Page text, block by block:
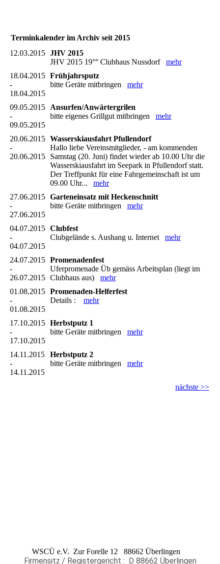
Terminkalender im Archiv seit 2015
12.03.2015 JHV 2015
JHV 2015 19°° Clubhaus Nussdorf mehr
18.04.2015
-
18.04.2015
Frühjahrsputz
bitte Geräte mitbringen mehr
09.05.2015
-
09.05.2015
Ansurfen/Anwärtergrilen
bitte eigenes Grillgut mitbringen mehr
20.06.2015
-
20.06.2015
Wasserskiausfahrt Pfullendorf
Hallo liebe Vereinsmitglieder, - am kommenden
Samstag (20. Juni) findet wieder ab 10.00 Uhr die
Wasserskiausfahrt im Seepark in Pfullendorf statt.
Der Treffpunkt für eine Fahrgemeinschaft ist um
09.00 Uhr... mehr
27.06.2015
-
27.06.2015
Garteneinsatz mit Heckenschnitt
bitte Geräte mitbringen mehr
04.07.2015
-
04.07.2015
Clubfest
Clubgelände s. Aushang u. Internet mehr
24.07.2015
-
26.07.2015
Promenadenfest
Uferpromenade Üb gemäss Arbeitsplan (liegt im
Clubhaus aus) mehr
01.08.2015
-
01.08.2015
Promenaden-Helferfest
Details : mehr
17.10.2015
-
17.10.2015
Herbstputz 1
bitte Geräte mitbringen mehr
14.11.2015
-
14.11.2015
Herbstputz 2
bitte Geräte mitbringen mehr
nächste >>
WSCÜ e.V. Zur Forelle 12 88662 Überlingen
Firmensitz / Registergericht : D 88662 Überlingen